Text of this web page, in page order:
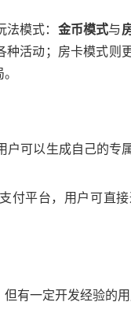
模式： 金币模式与
活动；房卡模式则
户可以生成自己的专
付平台，用户可直
有一定开发经验的